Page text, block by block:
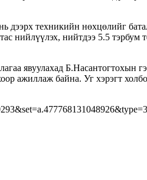
техникийн нөхцөлийг
нийлүүлэх, нийтдээ 5.5
явуулахад Б.Насантогтохын
ажиллаж байна. Уг хэрэгт